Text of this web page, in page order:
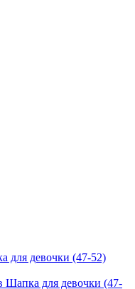
Шапка для девочки (47-